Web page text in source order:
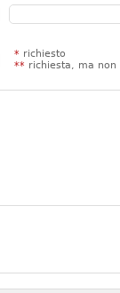
* richiesto
** richiesta, ma non